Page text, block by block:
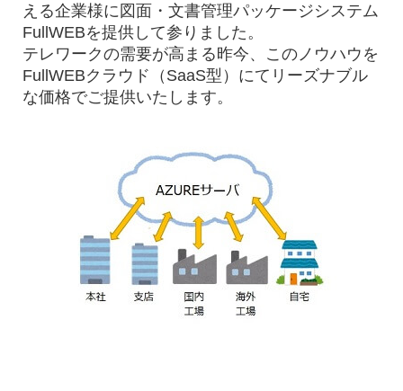
える企業様に図面・文書管理パッケージシステム
FullWEBを提供して参りました。
テレワークの需要が高まる昨今、このノウハウを
FullWEBクラウド（SaaS型）にてリーズナブル
な価格でご提供いたします。